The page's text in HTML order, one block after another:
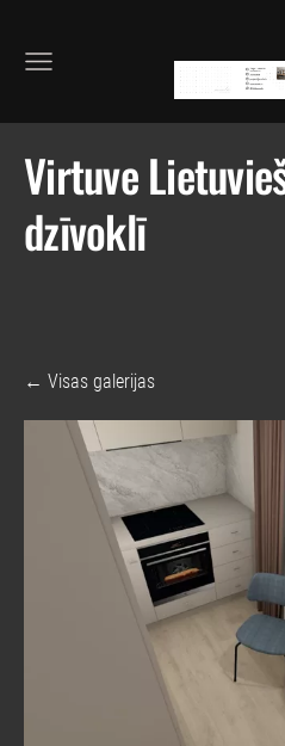
Virtuve
dzīvoklī
Visas galerijas